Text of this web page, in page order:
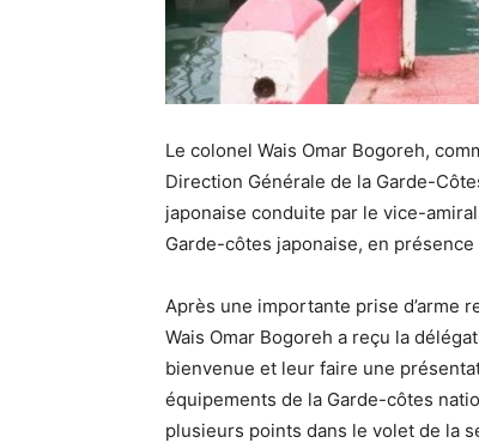
Le colonel Wais Omar Bogoreh,
Direction Générale de la Garde-
japonaise conduite par le vice-
Garde-côtes japonaise, en
Après une importante prise d’arme
Wais Omar Bogoreh a reçu la
bienvenue et leur faire une
équipements de la Garde-côtes
plusieurs points dans le volet de la